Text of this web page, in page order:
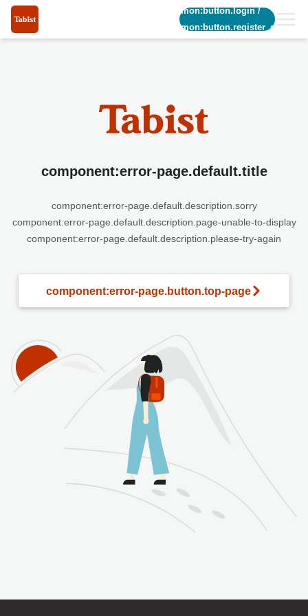
common:button.login/
common:button.register_short
component:error-page.default.title
component:error-page.default.description.sorry
component:error-page.default.description.page-unable-to-display
component:error-page.default.description.please-try-again
component:error-page.button.top-page